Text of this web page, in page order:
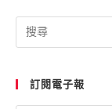
訂閱電子報